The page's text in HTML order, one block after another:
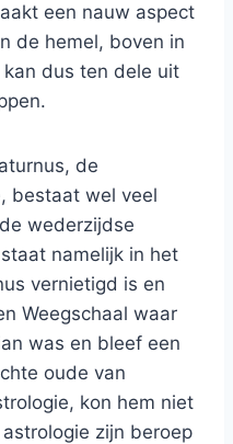
een nauw aspect
de hemel, boven in
dus ten dele uit
de
bestaat wel veel
wederzijdse
namelijk in het
vernietigd is en
Weegschaal waar
was en bleef een
oude van
kon hem niet
zijn beroep